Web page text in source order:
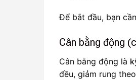
Để bắt đầu, bạn
Cân bằng động
Cân bằng động là
đều, giảm rung